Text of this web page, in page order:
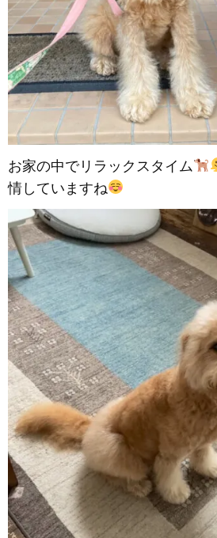
お家の中でリラックスタイム
情していますね